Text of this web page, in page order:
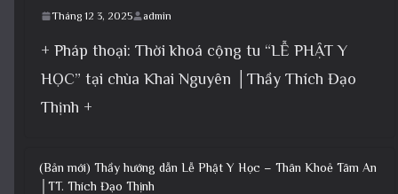
Tháng 12 3, 2025 admin
+ Pháp thoại: Thời khoá cộng tu “LỄ PHẬT Y
HỌC” tại chùa Khai Nguyên │Thầy Thích Đạo
Thịnh +
(Bản mới) Thầy hướng dẫn Lễ Phật Y Học – Thân Khoẻ Tâm An
│TT. Thích Đạo Thịnh